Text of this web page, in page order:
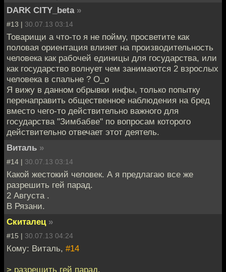
DARK CITY_beta »
#13 | 30.07.13 03:14
Товарищи а что-то я не пойму, просветите как
половая ориентация влияет на производительность
человека как рабочей единицы для государства, или
как государство волнует чем занимаются 2 взрослых
человека в спальне ? О_о
Я вижу в данном обрывки инфы, только попытку
перенаправить общественное наблюдения на бред
вместо чего-то действительно важного для
государства "Зимбабве" по вопросам которого
действительно отвечает этот деятель.
Виталь »
#14 | 30.07.13 03:14
Какой жестокий человек. А я предлагаю все же
разрешить гей парад.
2 Августа .
В Рязани.
Скиталец »
#15 | 30.07.13 04:24
Кому: Виталь, #14
> разрешить гей парад.